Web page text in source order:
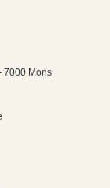
7000 Mons